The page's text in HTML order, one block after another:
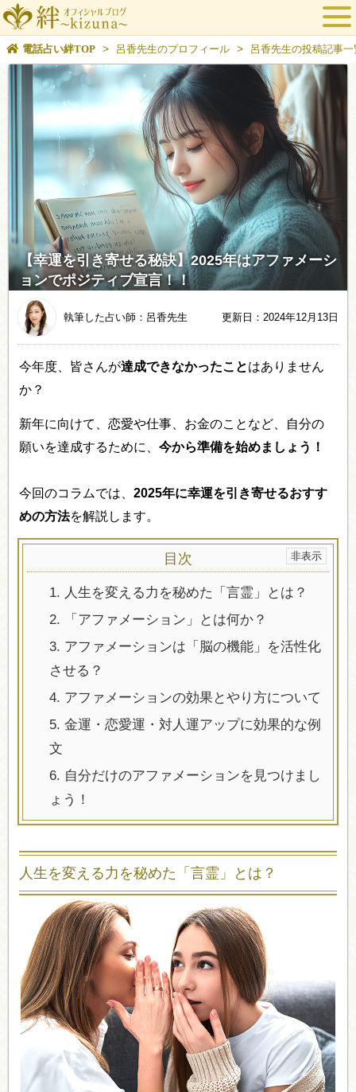
電話占い絆TOP > 呂香先生のプロフィール > 呂香先生の投稿記事一
【幸運を引き寄せる秘訣】2025年はアファメーシ
ョンでポジティブ宣言！！
執筆した占い師：呂香先生 更新日：2024年12月13日
今年度、皆さんが達成できなかったことはありません
か？
新年に向けて、恋愛や仕事、お金のことなど、自分の
願いを達成するために、今から準備を始めましょう！
今回のコラムでは、2025年に幸運を引き寄せるおすす
めの方法を解説します。
目次
1. 人生を変える力を秘めた「言霊」とは？
2. 「アファメーション」とは何か？
3. アファメーションは「脳の機能」を活性化
させる？
4. アファメーションの効果とやり方について
5. 金運・恋愛運・対人運アップに効果的な例
文
6. 自分だけのアファメーションを見つけまし
ょう！
人生を変える力を秘めた「言霊」とは？